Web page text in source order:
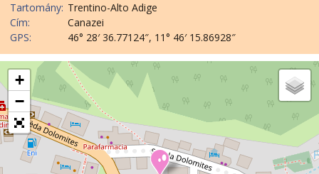
Tartomány: Trentino-Alto Adige
Cím:
Canazei
GPS:
46° 28′ 36.77124″, 11° 46′ 15.86928″
+
−